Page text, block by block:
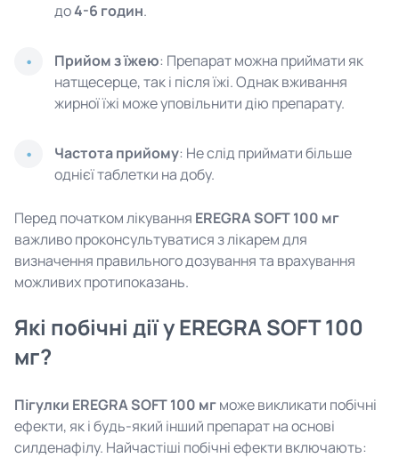
до4-6 годин.
Прийом з їжею: Препарат можна приймати як
натщесерце, так і після їжі. Однак вживання
жирної їжі може уповільнити дію препарату.
Частота прийому: Не слід приймати більше
однієї таблетки на добу.
Перед початком лікування EREGRA SOFT 100 мг
важливо проконсультуватися з лікарем для
визначення правильного дозування та врахування
можливих протипоказань.
Які побічні дії у EREGRA SOFT 100
мг?
Пігулки EREGRA SOFT 100 мгможе викликати побічні
ефекти, як і будь-який інший препарат на основі
силденафілу. Найчастіші побічні ефекти включають: